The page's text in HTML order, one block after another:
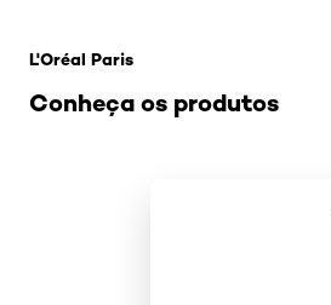
Conheça os produtos
L'Oréal Paris